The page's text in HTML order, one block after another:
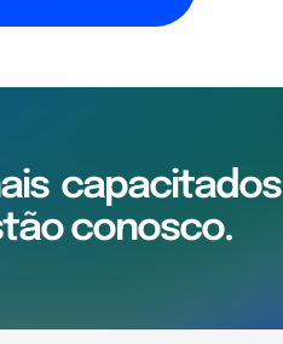
capacitados
conosco.